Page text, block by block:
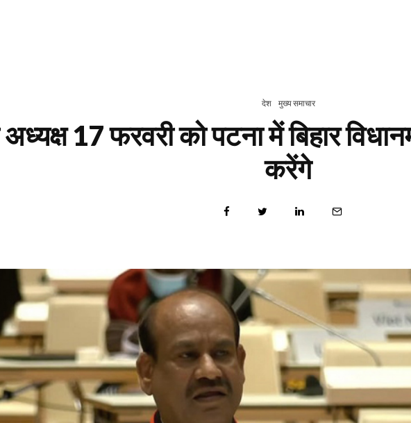
देश मुख्य समाचार
17 फरवरी को पटना में बिहार
करेंगे